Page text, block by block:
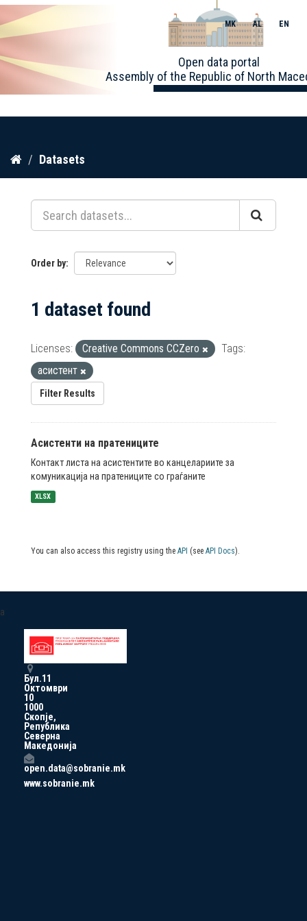
Skip
content
Open data portal
Assembly of the Republic of North
MK AL EN
Datasets
Order by
1 dataset found
Licenses: Creative Commons CCZero
Tags:
асистент
Filter Results
Асистенти на пратениците
Контакт листа на асистентите во канцелариите за
комуникација на пратениците со граѓаните
XLSX
You can also access this registry using the API (see API Docs).
a
Бул.11
Октомври
10
1000
Скопје,
Република
Северна
Македонија
open.data@sobranie.mk
www.sobranie.mk